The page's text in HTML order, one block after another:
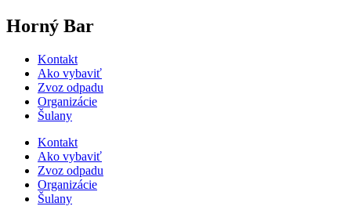
Horný Bar
Kontakt
Ako vybaviť
Zvoz odpadu
Organizácie
Šulany
Kontakt
Ako vybaviť
Zvoz odpadu
Organizácie
Šulany